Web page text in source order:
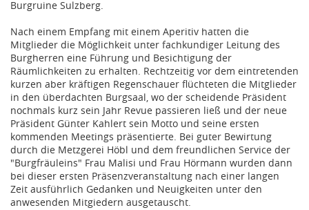
Burgruine Sulzberg.
Nach einem Empfang mit einem Aperitiv hatten die
Mitglieder die Möglichkeit unter fachkundiger Leitung des
Burgherren eine Führung und Besichtigung der
Räumlichkeiten zu erhalten. Rechtzeitig vor dem eintretenden
kurzen aber kräftigen Regenschauer flüchteten die Mitglieder
in den überdachten Burgsaal, wo der scheidende Präsident
nochmals kurz sein Jahr Revue passieren ließ und der neue
Präsident Günter Kahlert sein Motto und seine ersten
kommenden Meetings präsentierte. Bei guter Bewirtung
durch die Metzgerei Höbl und dem freundlichen Service der
"Burgfräuleins" Frau Malisi und Frau Hörmann wurden dann
bei dieser ersten Präsenzveranstaltung nach einer langen
Zeit ausführlich Gedanken und Neuigkeiten unter den
anwesenden Mitgiedern ausgetauscht.